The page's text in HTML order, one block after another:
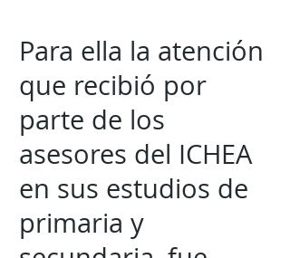
Para ella la atención
que recibió por
parte de los
asesores del ICHEA
en sus estudios de
primaria y